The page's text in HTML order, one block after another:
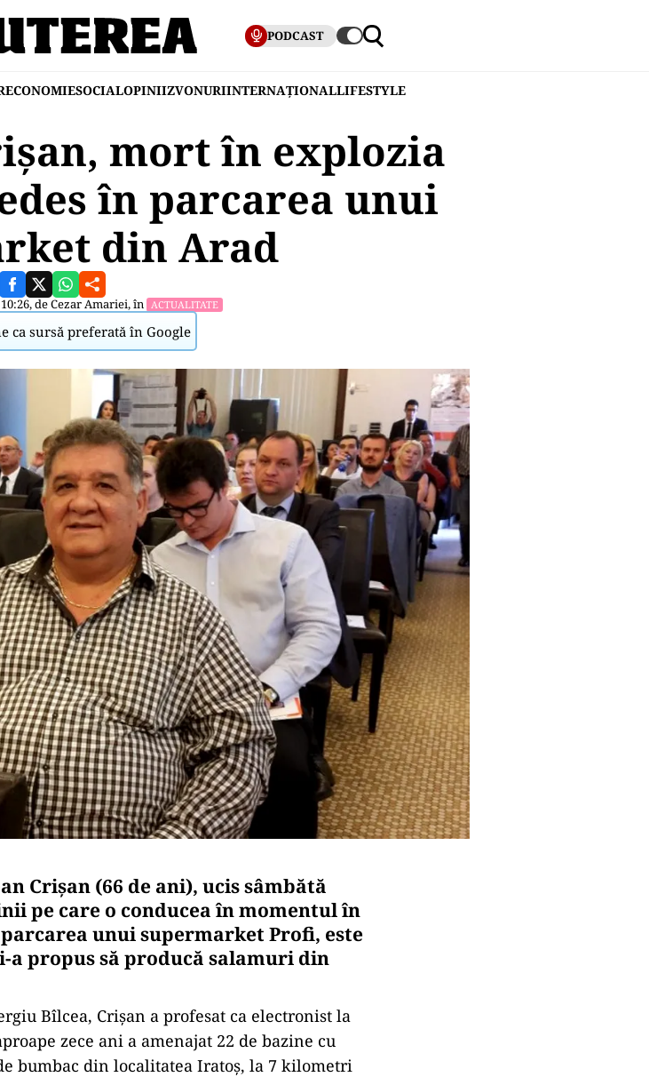
PODCAST
ECONOMIESOCIALOPINIIZVONURIINTERNAȚIONALLIFESTYLE
mort în explozia
în parcarea unui
din Arad
deCezar Amariei, în ACTUALITATE
ca sursă preferată în Google
Crișan (66 de ani), ucis sâmbătă
pe care o conducea în momentul în
unui supermarket Profi, este
a propus să producă salamuri din
Bîlcea, Crișan a profesat ca electronist la
zece ani a amenajat 22 de bazine cu
bumbac din localitatea Iratoș, la 7 kilometri